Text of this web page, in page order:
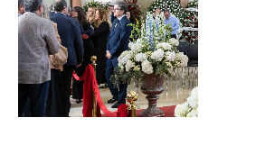
Sin leyenda